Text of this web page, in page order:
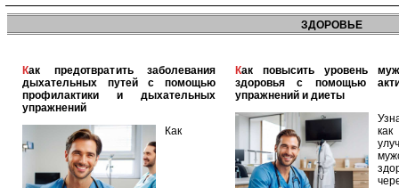
ЗДОРОВЬЕ
Как предотвратить заболевания
дыхательных путей с помощью
профилактики и дыхательных
упражнений
Как
Как повысить уровень мужского
здоровья с помощью
упражнений и диеты
как